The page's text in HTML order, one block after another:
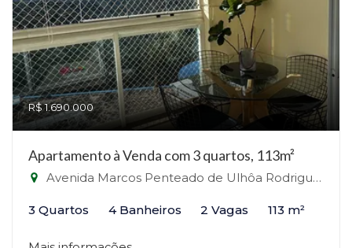
R$ 1.690.000
Apartamento à Venda com 3 quartos, 113m²
Avenida Marcos Penteado de Ulhôa Rodrigues - Alphaville, Santana de Parnaíba-SP
3 Quartos 4 Banheiros 2 Vagas 113 m²